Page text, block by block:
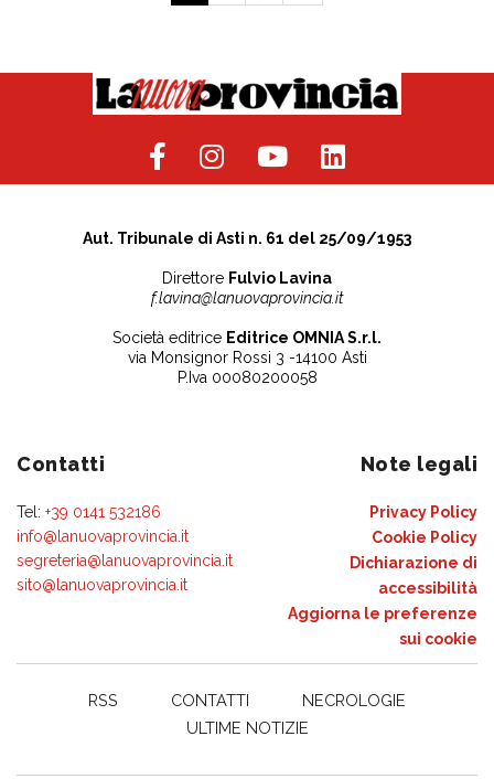
Aut. Tribunale di Asti n. 61 del 25/09/1953
Direttore Fulvio Lavina
f.lavina@lanuovaprovincia.it
Società editrice Editrice OMNIA S.r.l.
via Monsignor Rossi 3 -14100 Asti
P.Iva 00080200058
Contatti
Tel: +39 0141 532186
info@lanuovaprovincia.it
segreteria@lanuovaprovincia.it
sito@lanuovaprovincia.it
Note legali
Privacy Policy
Cookie Policy
Dichiarazione di
accessibilità
Aggiorna le preferenze
sui cookie
RSS CONTATTI
NECROLOGIE
ULTIME NOTIZIE